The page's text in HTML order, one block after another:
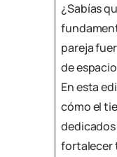
¿Sabías
pareja
de
En esta
cómo el
fortalecer